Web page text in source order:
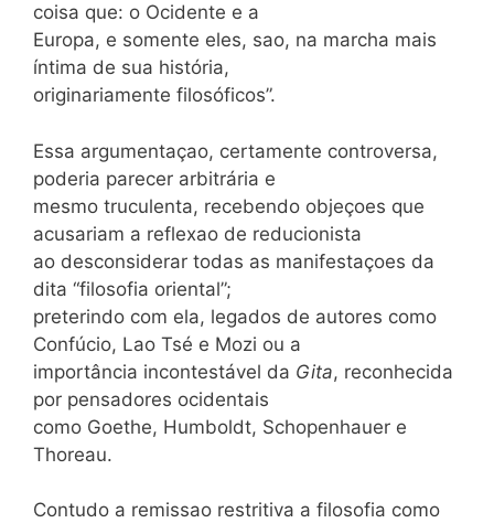
coisa que: o Ocidente e a
Europa, e somente eles, sao, na marcha mais
íntima de sua história,
originariamente filosóficos”.
Essa argumentaçao, certamente controversa,
poderia parecer arbitrária e
mesmo truculenta, recebendo objeçoes que
acusariam a reflexao de reducionista
ao desconsiderar todas as manifestaçoes da
dita “filosofia oriental”;
preterindo com ela, legados de autores como
Confúcio, Lao Tsé e Mozi ou a
importância incontestável da Gita, reconhecida
por pensadores ocidentais
como Goethe, Humboldt, Schopenhauer e
Thoreau.
Contudo a remissao restritiva a filosofia como